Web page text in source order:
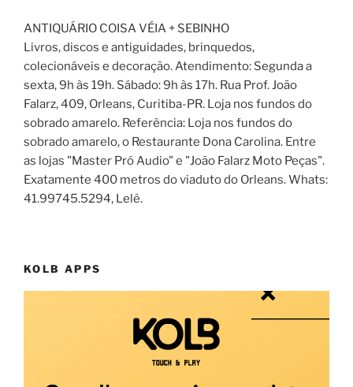
ANTIQUÁRIO COISA VÉIA + SEBINHO
Livros, discos e antiguidades, brinquedos,
colecionáveis e decoração. Atendimento: Segunda a
sexta, 9h às 19h. Sábado: 9h às 17h. Rua Prof. João
Falarz, 409, Orleans, Curitiba-PR. Loja nos fundos do
sobrado amarelo. Referência: Loja nos fundos do
sobrado amarelo, o Restaurante Dona Carolina. Entre
as lojas "Master Pró Audio" e "João Falarz Moto Peças".
Exatamente 400 metros do viaduto do Orleans. Whats:
41.99745.5294, Lelê.
KOLB APPS